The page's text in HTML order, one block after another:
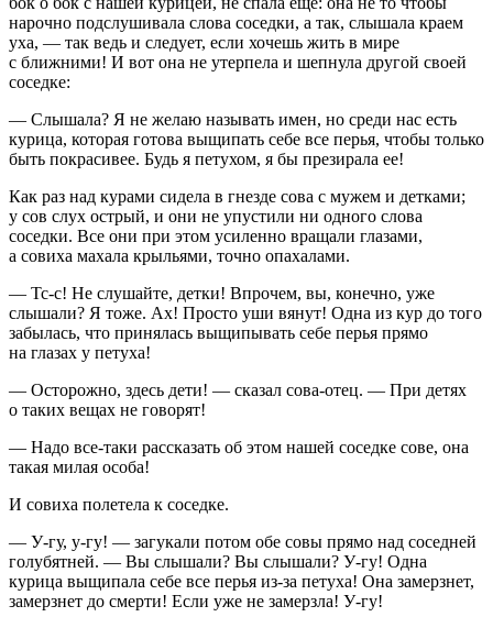
нарочно подслушивала слова соседки, а так, слышала краем
уха, — так ведь и следует, если хочешь жить в мире
с ближними! И вот она не утерпела и шепнула другой своей
соседке:
— Слышала? Я не желаю называть имен, но среди нас есть
курица, которая готова выщипать себе все перья, чтобы только
быть покрасивее. Будь я петухом, я бы презирала ее!
Как раз над курами сидела в гнезде сова с мужем и детками;
у сов слух острый, и они не упустили ни одного слова
соседки. Все они при этом усиленно вращали глазами,
а совиха махала крыльями, точно опахалами.
— Тс-с! Не слушайте, детки! Впрочем, вы, конечно, уже
слышали? Я тоже. Ах! Просто уши вянут! Одна из кур до того
забылась, что принялась выщипывать себе перья прямо
на глазах у петуха!
— Осторожно, здесь дети! — сказал сова-отец. — При детях
о таких вещах не говорят!
— Надо все-таки рассказать об этом нашей соседке сове, она
такая милая особа!
И совиха полетела к соседке.
— У-гу, у-гу! — загукали потом обе совы прямо над соседней
голубятней. — Вы слышали? Вы слышали? У-гу! Одна
курица выщипала себе все перья из-за петуха! Она замерзнет,
замерзнет до смерти! Если уже не замерзла! У-гу!